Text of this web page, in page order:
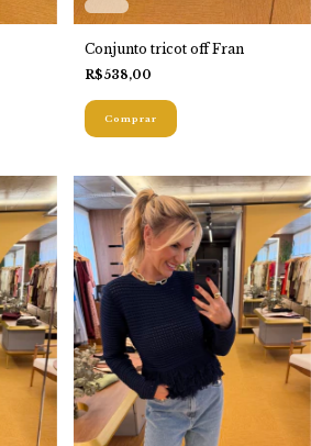
Conjunto tricot off Fran
R$538,00
Comprar